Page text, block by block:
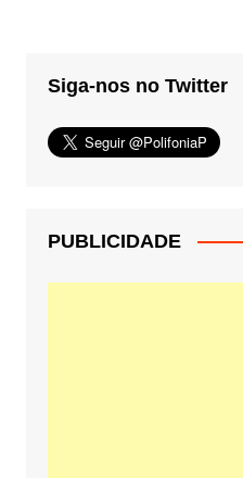
Siga-nos no Twitter
PUBLICIDADE